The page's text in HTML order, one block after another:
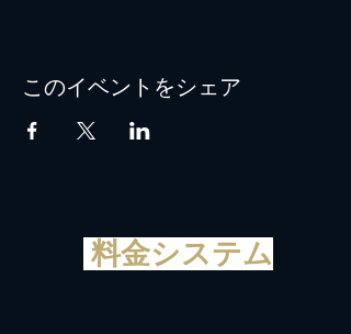
このイベントをシェア
料金システム